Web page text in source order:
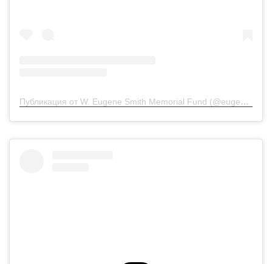
Публикация от W. Eugene Smith Memorial Fund (@eugenesmithfund)